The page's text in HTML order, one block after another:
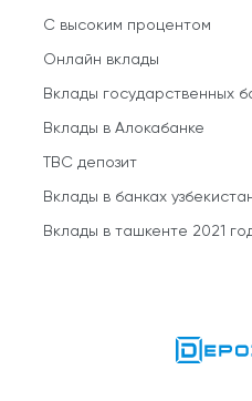
С высоким процентом
Онлайн вклады
Вклады государственных
Вклады в Алокабанке
TBC депозит
Вклады в банках
Вклады в ташкенте 2021